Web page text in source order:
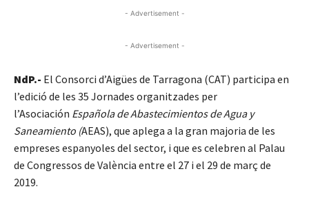
- Advertisement -
- Advertisement -
NdP.- El Consorci d’Aigües de Tarragona (CAT) participa en
l’edició de les 35 Jornades organitzades per
l’Asociación Española de Abastecimientos de Agua y
Saneamiento (AEAS), que aplega a la gran majoria de les
empreses espanyoles del sector, i que es celebren al Palau
de Congressos de València entre el 27 i el 29 de març de
2019.